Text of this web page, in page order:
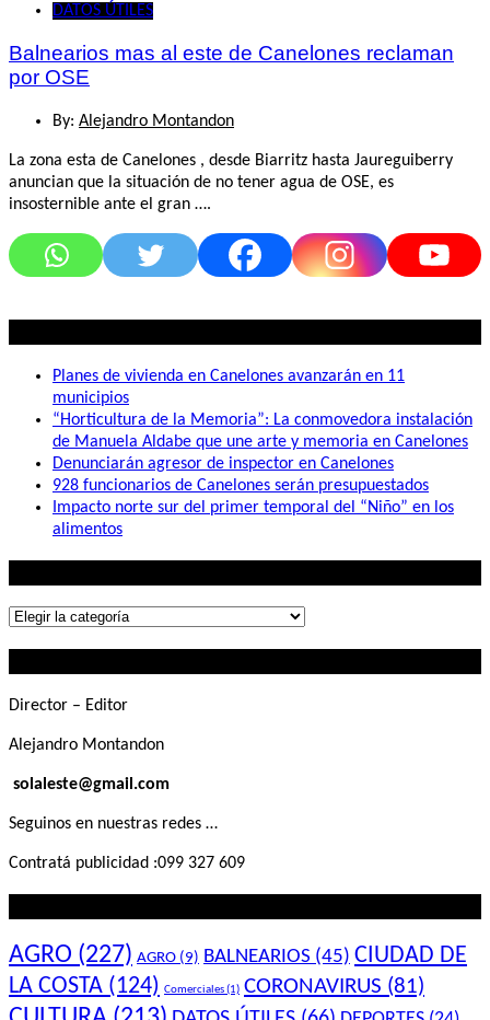
DATOS ÚTILES
Balnearios mas al este de Canelones reclaman
por OSE
By: Alejandro Montandon
La zona esta de Canelones , desde Biarritz hasta Jaureguiberry
anuncian que la situación de no tener agua de OSE, es
insosternible ante el gran ….
Planes de vivienda en Canelones avanzarán en 11
municipios
“Horticultura de la Memoria”: La conmovedora instalación
de Manuela Aldabe que une arte y memoria en Canelones
Denunciarán agresor de inspector en Canelones
928 funcionarios de Canelones serán presupuestados
Impacto norte sur del primer temporal del “Niño” en los
alimentos
Lo
Director – Editor
Alejandro Montandon
solaleste@gmail.com
Seguinos en nuestras redes …
Contratá publicidad :099 327 609
AGRO (227) AGRO (9) BALNEARIOS (45) CIUDAD DE
LA COSTA (124) Comerciales(1) CORONAVIRUS (81)